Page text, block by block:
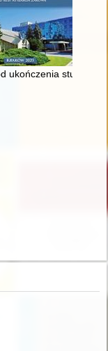
im. Karola
ukończenia studiów
biografii